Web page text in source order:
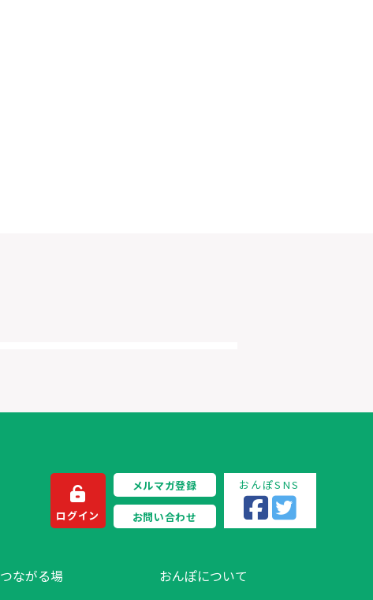
ログイン
メルマガ登録
お問い合わせ
おんぽSNS
つながる場 おんぽについて